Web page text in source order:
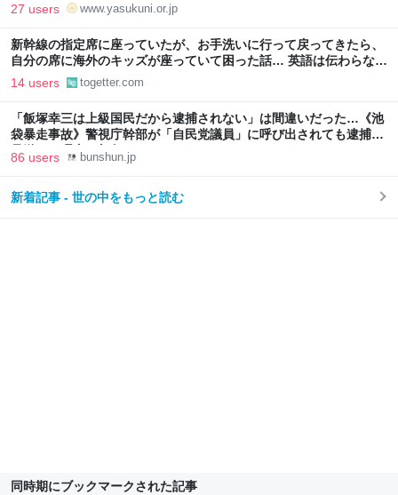
27 users www.yasukuni.or.jp
新幹線の指定席に座っていたが、お手洗いに行って戻ってきたら、
自分の席に海外のキッズが座っていて困った話… 英語は伝わらない
し、親は周りに見当たらなかった
14 users togetter.com
「飯塚幸三は上級国民だから逮捕されない」は間違いだった…《池
袋暴走事故》警視庁幹部が「自民党議員」に呼び出されても逮捕を
見送った理由 | 文春オンライン
86 users bunshun.jp
新着記事 - 世の中をもっと読む
同時期にブックマークされた記事